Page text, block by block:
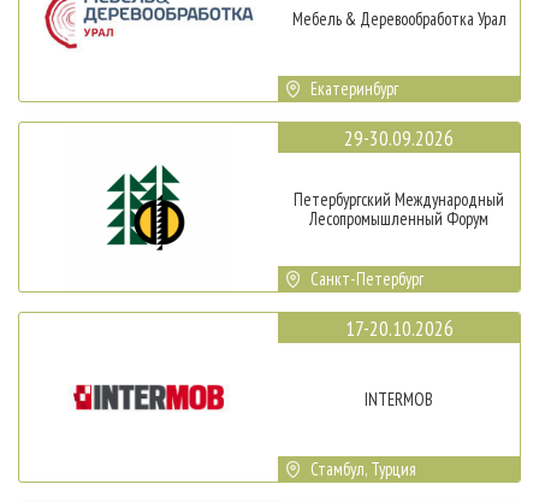
Мебель & Деревообработка Урал
Екатеринбург
29-30.09.2026
Петербургский Международный
Лесопромышленный Форум
Санкт-Петербург
17-20.10.2026
INTERMOB
Стамбул, Турция